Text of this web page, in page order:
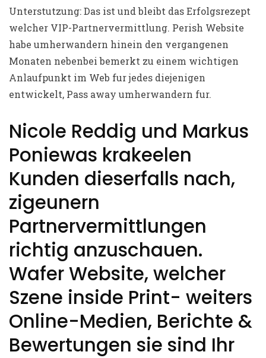
Unterstutzung: Das ist und bleibt das Erfolgsrezept
welcher VIP-Partnervermittlung. Perish Website
habe umherwandern hinein den vergangenen
Monaten nebenbei bemerkt zu einem wichtigen
Anlaufpunkt im Web fur jedes diejenigen
entwickelt, Pass away umherwandern fur.
Nicole Reddig und Markus
Poniewas krakeelen
Kunden dieserfalls nach,
zigeunern
Partnervermittlungen
richtig anzuschauen.
Wafer Website, welcher
Szene inside Print- weiters
Online-Medien, Berichte &
Bewertungen sie sind Ihr